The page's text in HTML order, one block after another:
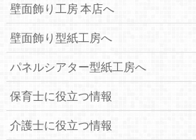
壁面飾り工房 本店へ
壁面飾り型紙工房へ
パネルシアター型紙工房へ
保育士に役立つ情報
介護士に役立つ情報